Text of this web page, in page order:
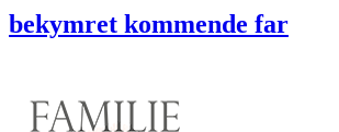
bekymret kommende far